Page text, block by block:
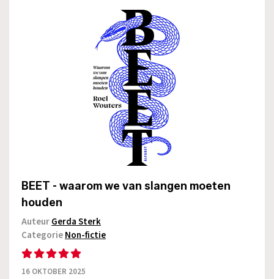
BEET - waarom we van slangen moeten
houden
AuteurGerda Sterk
CategorieNon-fictie
16 OKTOBER 2025